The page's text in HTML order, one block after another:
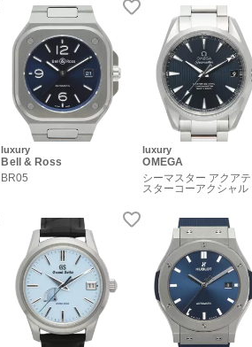
luxury
Bell & Ross
BR05
luxury
OMEGA
シーマスター アクア
スターコーアクシャル